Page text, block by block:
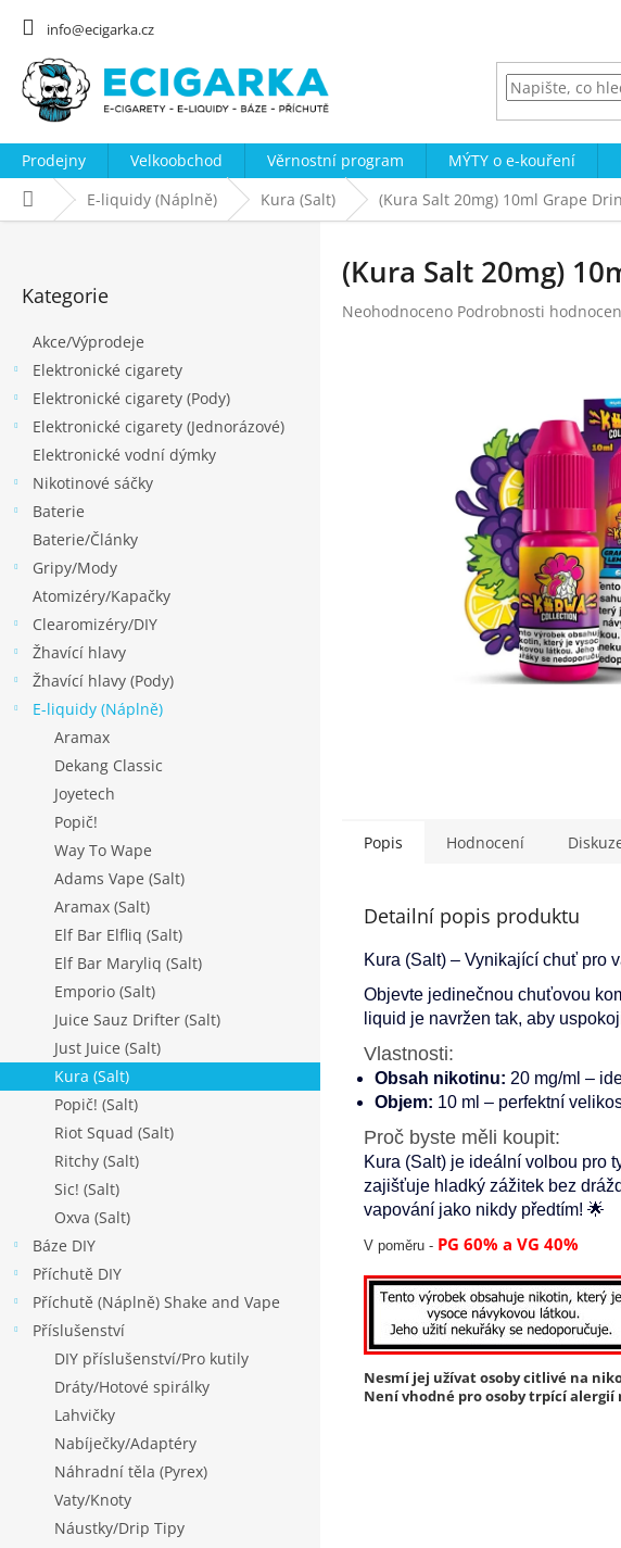
info@ecigarka.cz
Prodejny Velkoobchod Věrnostní program MÝTY o e-kouření
Domů E-liquidy (Náplně) Kura (Salt) (Kura Salt 20mg) 10ml Grape
kategorie
Kategorie
Akce/Výprodeje
Elektronické cigarety
Elektronické cigarety (Pody)
Elektronické cigarety (Jednorázové)
Elektronické vodní dýmky
Nikotinové sáčky
Baterie
Baterie/Články
Gripy/Mody
Atomizéry/Kapačky
Clearomizéry/DIY
Žhavící hlavy
Žhavící hlavy (Pody)
E-liquidy (Náplně)
Aramax
Dekang Classic
Joyetech
Popič!
Way To Wape
Adams Vape (Salt)
Aramax (Salt)
Elf Bar Elfliq (Salt)
Elf Bar Maryliq (Salt)
Emporio (Salt)
Juice Sauz Drifter (Salt)
Just Juice (Salt)
Kura (Salt)
Popič! (Salt)
Riot Squad (Salt)
Ritchy (Salt)
Sic! (Salt)
Oxva (Salt)
Báze DIY
Příchutě DIY
Příchutě (Náplně) Shake and Vape
Příslušenství
DIY příslušenství/Pro kutily
Dráty/Hotové spirálky
Lahvičky
Nabíječky/Adaptéry
Náhradní těla (Pyrex)
Vaty/Knoty
Náustky/Drip Tipy
(Kura Salt 20mg)
Průměrné
Neohodnoceno Podrobnosti
Popis Hodnocení
Detailní popis produktu
Kura (Salt) – Vynikající chuť pro
Objevte jedinečnou chuťovou
liquid je navržen tak, aby
Vlastnosti:
Obsah nikotinu: 20 mg/ml –
Objem: 10 ml – perfektní
Proč byste měli koupit:
Kura (Salt) je ideální volbou pro
zajišťuje hladký zážitek bez
vapování jako nikdy předtím! 🌟
V poměru - PG 60% a VG 40%
Nesmí jej užívat osoby citlivé na
Není vhodné pro osoby trpící alergií